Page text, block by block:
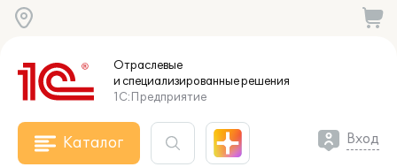
Отраслевые
и специализированныерешения
1С:Предприятие
Каталог Вход